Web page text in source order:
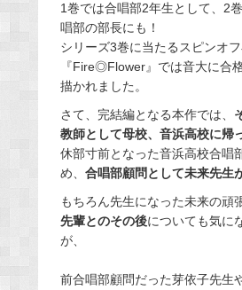
1巻では合唱部2年生として、2
唱部の部長にも！
シリーズ3巻に当たるスピンオ
『Fire◎Flower』では音大に合
描かれました。
さて、完結編となる本作では、
教師として母校、音浜高校に帰
休部寸前となった音浜高校合唱
め、 合唱部顧問として未来先生
もちろん先生になった未来の頑
先輩とのその後についても気に
が、
前合唱部顧問だった芽依子先生